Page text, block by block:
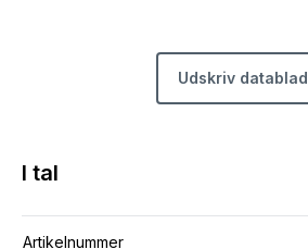
Udskriv datablad
I tal
Artikelnummer